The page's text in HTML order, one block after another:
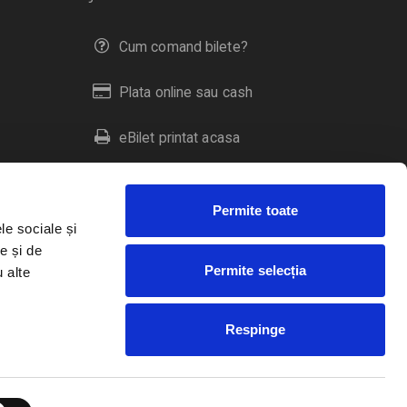
sociale și
și de
alte
Permite toate
Permite selecția
Respinge
Cum comand bilete?
Plata online sau cash
eBilet printat acasa
Livrare prin curier
Duplicare bilete